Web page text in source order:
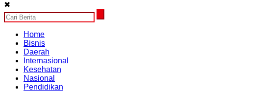
✖
Home
Bisnis
Daerah
Internasional
Kesehatan
Nasional
Pendidikan